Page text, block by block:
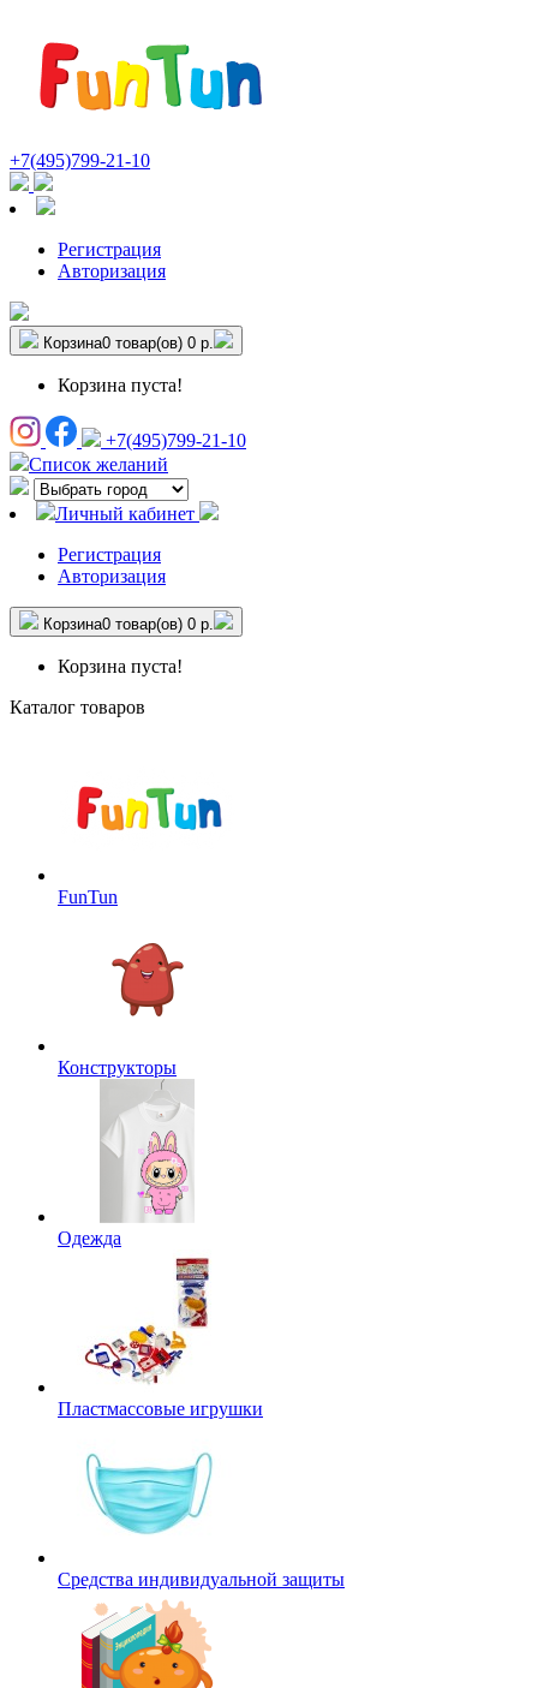
+7(495)799-21-10
Регистрация
Авторизация
Корзина0 товар(ов) 0 р.
Корзина пуста!
+7(495)799-21-10
Список желаний
Личный кабинет
Регистрация
Авторизация
Корзина0 товар(ов) 0 р.
Корзина пуста!
Каталог товаров
FunTun
Конструкторы
Одежда
Пластмассовые игрушки
Средства индивидуальной защиты